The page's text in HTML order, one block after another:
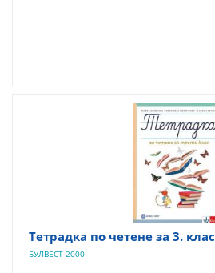
Тетрадка по четене за 3. клас
БУЛВЕСТ-2000